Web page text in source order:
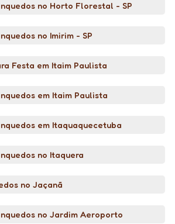
no Horto Florestal - SP
no Imirim - SP
Festa em Itaim Paulista
em Itaim Paulista
em Itaquaquecetuba
no Itaquera
no Jaçanã
no Jardim Aeroporto